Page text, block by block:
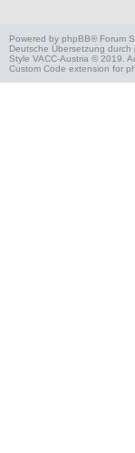
Powered by phpBB® Forum
Deutsche Übersetzung durch
Style VACC-Austria © 2019.
Custom Code extension for